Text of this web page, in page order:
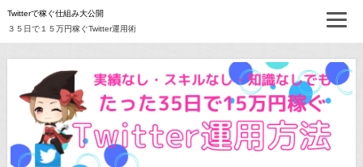
Twitterで稼ぐ仕組み大公開
３５日で１５万円稼ぐTwitter運用術